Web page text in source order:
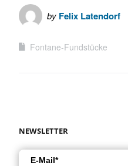
by Felix Latendorf
Fontane-Fundstücke
NEWSLETTER
E-Mail*